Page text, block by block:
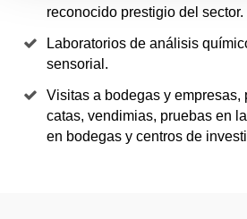
reconocido prestigio del sector.
Laboratorios de análisis
sensorial.
Visitas a bodegas y empresas,
catas, vendimias, pruebas en
en bodegas y centros de